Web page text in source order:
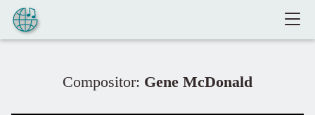
Pular para o conteúdo
Compositor: Gene McDonald